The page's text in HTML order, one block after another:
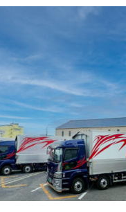
ス
ト
ラ
イ
ン
公
式
W
E
ス
イ
ン
管
理
者